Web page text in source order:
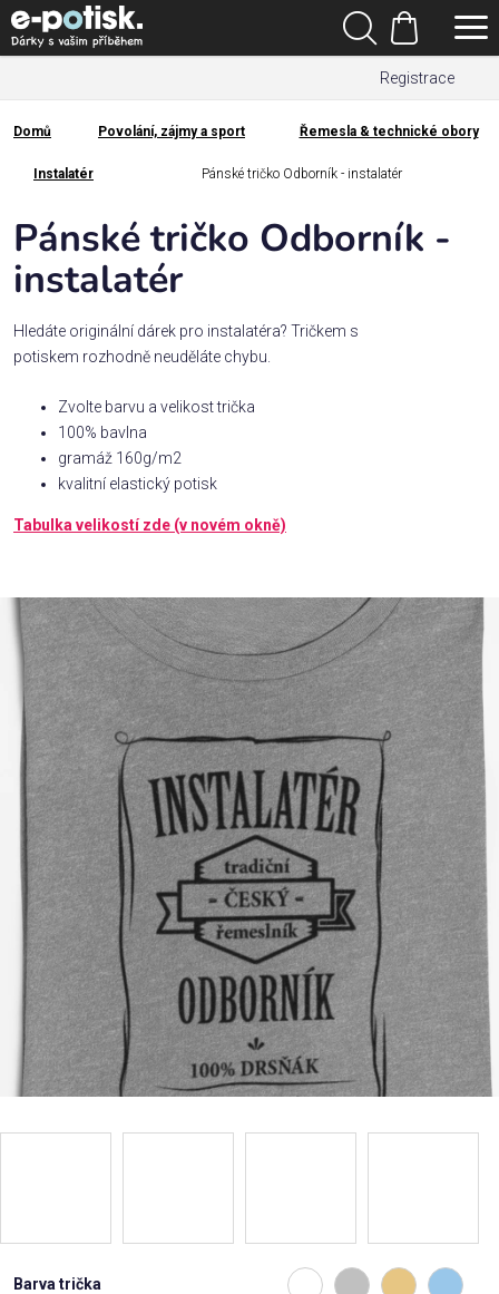
Přejít
na
obsah
Registrace
Hledat
Nákupní
košík
Kategorie
Dárek
pro
Rodina
/
Povolání,
zájmy a
sport
Domácnost
Kolekce
Oblečení
Přihlášení
Domů
Domů Povolání, zájmy a sport Řemesla & technické obory
Instalatér Pánské tričko Odborník - instalatér
Barva trička
Pánské tričko Odborník -
instalatér
Hledáte originální dárek pro instalatéra? Tričkem s
potiskem rozhodně neuděláte chybu.
Zvolte barvu a velikost trička
100% bavlna
gramáž 160g/m2
kvalitní elastický potisk
Tabulka velikostí zde (v novém okně)